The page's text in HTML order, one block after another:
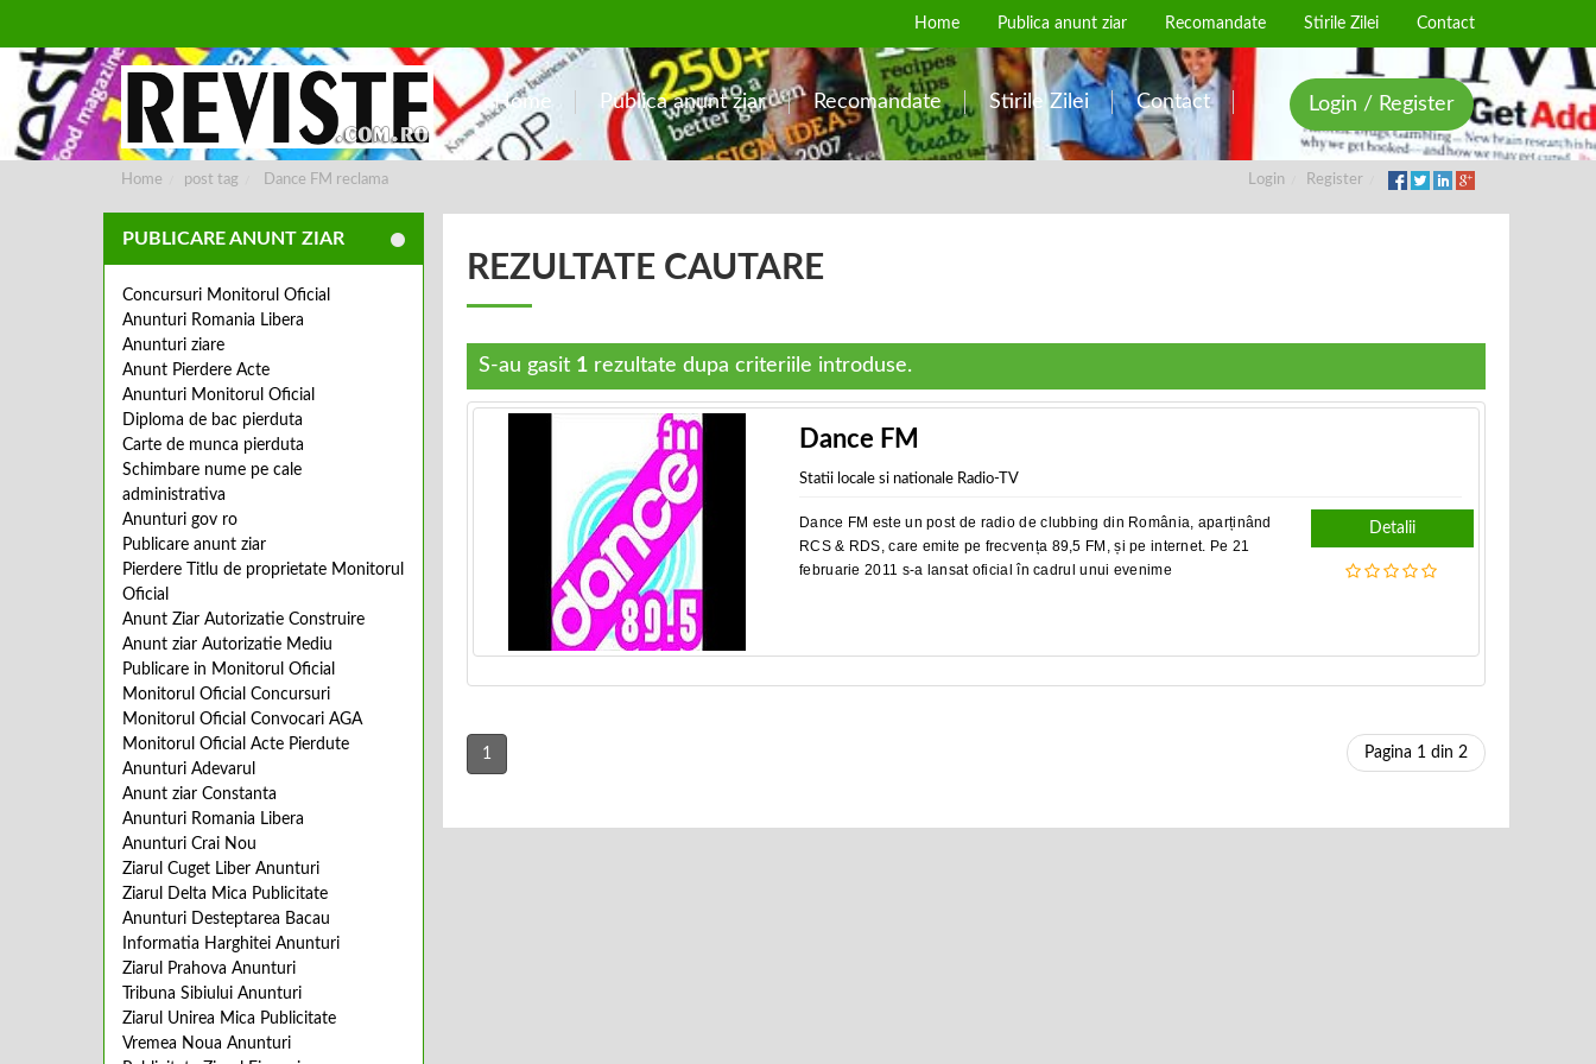
Home Publica anunt ziar Recomandate Stirile Zilei Contact
Home Publica anunt ziar Recomandate Stirile Zilei Contact Login / Register
Home post tag Dance FM reclama Login Register
PUBLICARE ANUNT ZIAR
Concursuri Monitorul Oficial
Anunturi Romania Libera
Anunturi ziare
Anunt Pierdere Acte
Anunturi Monitorul Oficial
Diploma de bac pierduta
Carte de munca pierduta
Schimbare nume pe cale
administrativa
Anunturi gov ro
Publicare anunt ziar
Pierdere Titlu de proprietate Monitorul
Oficial
Anunt Ziar Autorizatie Construire
Anunt ziar Autorizatie Mediu
Publicare in Monitorul Oficial
Monitorul Oficial Concursuri
Monitorul Oficial Convocari AGA
Monitorul Oficial Acte Pierdute
Anunturi Adevarul
Anunt ziar Constanta
Anunturi Romania Libera
Anunturi Crai Nou
Ziarul Cuget Liber Anunturi
Ziarul Delta Mica Publicitate
Anunturi Desteptarea Bacau
Informatia Harghitei Anunturi
Ziarul Prahova Anunturi
Tribuna Sibiului Anunturi
Ziarul Unirea Mica Publicitate
Vremea Noua Anunturi
REZULTATE CAUTARE
S-au gasit 1 rezultate dupa criteriile introduse.
Dance FM
Statii locale si nationale Radio-TV
Dance FM este un post de radio de clubbing din România, aparținând
RCS & RDS, care emite pe frecvența 89,5 FM, și pe internet. Pe 21
februarie 2011 s-a lansat oficial în cadrul unui evenime
Detalii
1 Pagina 1 din 2